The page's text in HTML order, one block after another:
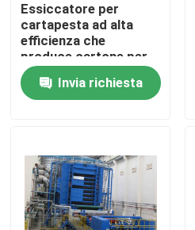
Casa
Prodotti
Giro della fabbrica
Controllo di qualità
Essiccatore per
cartapesta ad alta
efficienza che
produce cartone per
pasta di legno dalla
polpa Invia richiesta